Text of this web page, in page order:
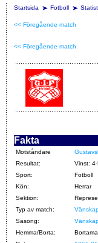
Startsida
Fotboll
<< Föregående match
<< Föregående match
Fakta
Motståndare
Resultat:
Vinst:
Sport:
Fotboll
Kön:
Herrar
Sektion:
Typ av match:
Säsong:
Hemma/Borta: